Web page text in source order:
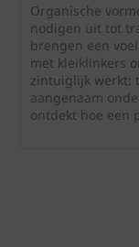
Organische
nodigen uit tot
brengen een
met kleiklinkers
zintuiglijk werkt:
aangenaam
ontdekt hoe een